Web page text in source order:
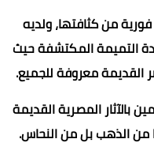
من كثافتها، ولديه
التميمة المكتشفة حيث
القديمة معروفة للجميع.
بالآثار المصرية القديمة
من الذهب بل من النحاس.